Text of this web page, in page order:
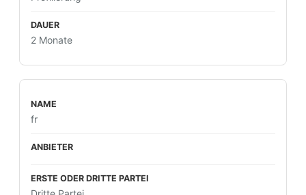
2 Monate
fr